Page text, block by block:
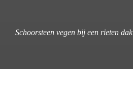
Schoorsteen vegen bij een rieten dak